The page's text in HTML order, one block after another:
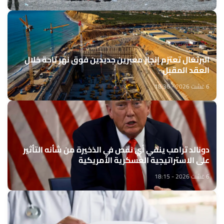
البرتغال تعتزم إنجاز معبرين جديدين فوق نهر تاجة خلال
العقد المقبل
6 غشت 2026 - 18:36
دونالد ترامب ينفي أي نقص في الذخيرة من شأنه التأثير
على الاستراتيجية العسكرية الأمريكية
6 غشت 2026 - 18:15